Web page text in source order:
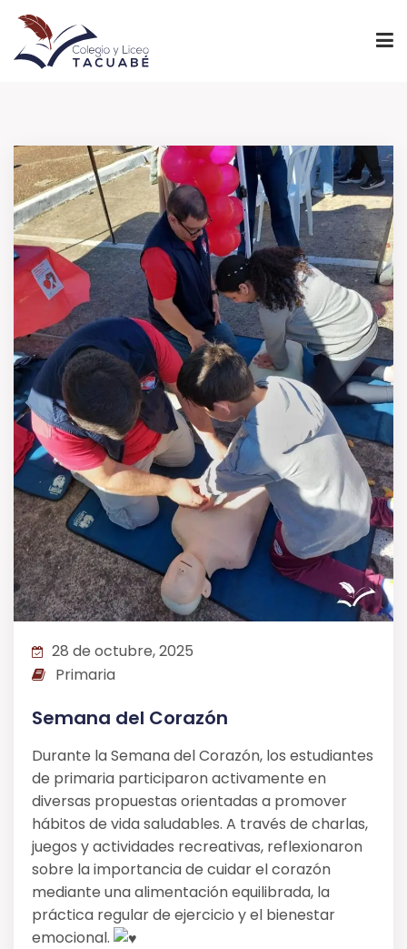
PROYECTO EDUCATIVO
NIVELES
INSTITUCIONAL
ADMINISTRACIÓN
28 de octubre, 2025
Primaria
Semana del Corazón
Durante la Semana del Corazón, los estudiantes
de primaria participaron activamente en
diversas propuestas orientadas a promover
hábitos de vida saludables. A través de charlas,
juegos y actividades recreativas, reflexionaron
sobre la importancia de cuidar el corazón
mediante una alimentación equilibrada, la
práctica regular de ejercicio y el bienestar
emocional.